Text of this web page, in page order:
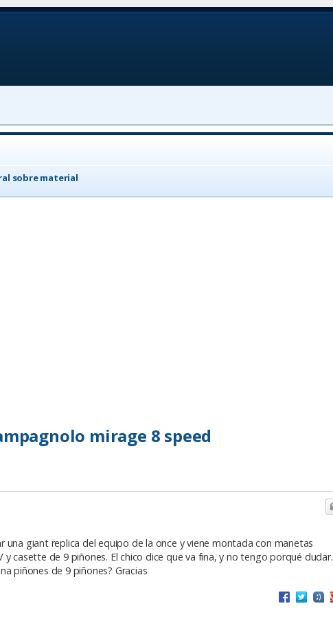
sobre material
mirage 8 speed
una giant replica del equipo de la once y viene montada con manetas
casette de 9 piñones. El chico dice que va fina, y no tengo porqué dudar.
piñones de 9 piñones? Gracias